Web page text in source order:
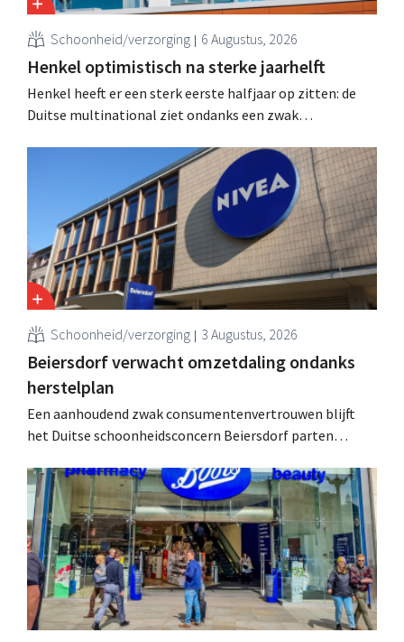
Schoonheid/verzorging 6 Augustus, 2026
Henkel optimistisch na sterke jaarhelft
Henkel heeft er een sterk eerste halfjaar op zitten: de
Duitse multinational ziet ondanks een zwak
haarverzorging en wasmiddelen en voert de
overnameactiviteiten op.
Schoonheid/verzorging 3 Augustus, 2026
Beiersdorf verwacht omzetdaling ondanks
herstelplan
Een aanhoudend zwak consumentenvertrouwen blijft
het Duitse schoonheidsconcern Beiersdorf parten
omzetdaling voor het volledige boekjaar.